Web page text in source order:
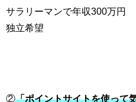
サラリーマンで年収300万円
独立希望
②「ポイントサイトを使って